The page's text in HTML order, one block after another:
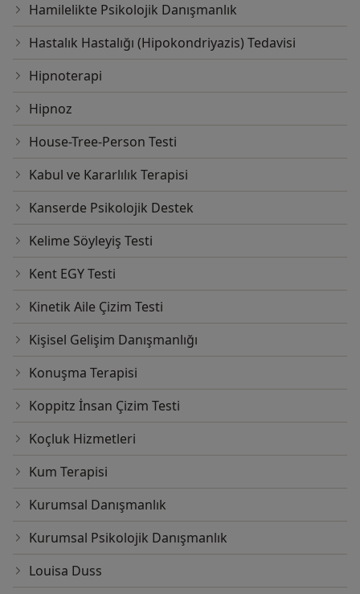
Hamilelikte Psikolojik Danışmanlık
Hastalık Hastalığı (Hipokondriyazis) Tedavisi
Hipnoterapi
Hipnoz
House-Tree-Person Testi
Kabul ve Kararlılık Terapisi
Kanserde Psikolojik Destek
Kelime Söyleyiş Testi
Kent EGY Testi
Kinetik Aile Çizim Testi
Kişisel Gelişim Danışmanlığı
Konuşma Terapisi
Koppitz İnsan Çizim Testi
Koçluk Hizmetleri
Kum Terapisi
Kurumsal Danışmanlık
Kurumsal Psikolojik Danışmanlık
Louisa Duss